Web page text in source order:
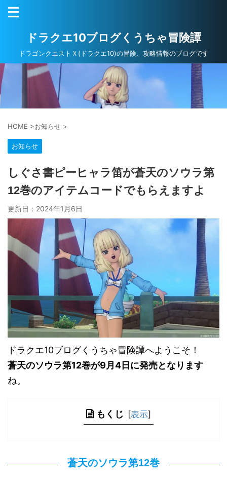
ドラクエ10ブログくうちゃ冒険譚
ドラゴンクエストＸ(ドラクエ10)の冒険、攻略情報のブログです
HOME >お知らせ >
お知らせ
しぐさ書ピーヒャラ笛が蒼天のソウラ第
12巻のアイテムコードでもらえますよ
更新日： 2024年1月6日
ドラクエ10ブログくうちゃ冒険譚へようこそ！
蒼天のソウラ第12巻が9月4日に発売となります
ね。
もくじ [表示]
蒼天のソウラ第12巻